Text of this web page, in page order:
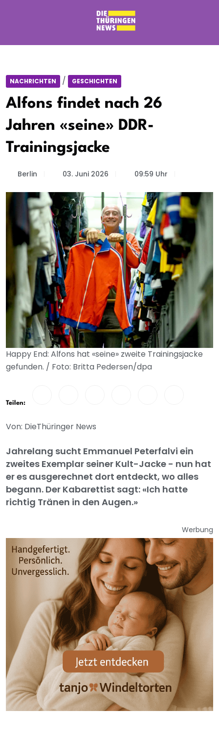
NACHRICHTEN / GESCHICHTEN
Alfons findet nach 26
Jahren «seine» DDR-
Trainingsjacke
Berlin 03. Juni 2026 09:59 Uhr
Happy End: Alfons hat «seine» zweite Trainingsjacke
gefunden. / Foto: Britta Pedersen/dpa
Teilen:
Von: DieThüringer News
Jahrelang sucht Emmanuel Peterfalvi ein
zweites Exemplar seiner Kult-Jacke - nun hat
er es ausgerechnet dort entdeckt, wo alles
begann. Der Kabarettist sagt: «Ich hatte
richtig Tränen in den Augen.»
Werbung